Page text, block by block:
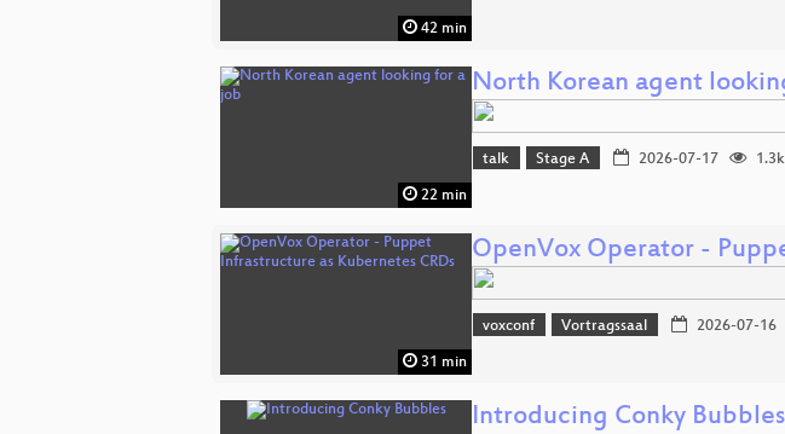
42 min
22 min
North Korean agent
talk Stage A 2026-07-17 1.3k
31 min
OpenVox Operator -
voxconf Vortragssaal 2026-07-16
Introducing Conky Bubbles